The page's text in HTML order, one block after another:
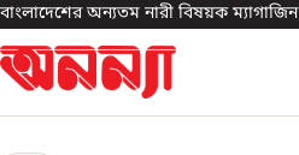
বাংলাদেশের অন্যতম নারী বিষয়ক ম্যাগাজিন